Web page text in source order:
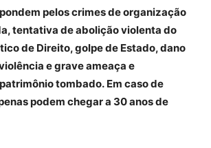
pelos crimes de organização
tentativa de abolição violenta do
de Direito, golpe de Estado, dano
e grave ameaça e
tombado. Em caso de
podem chegar a 30 anos de